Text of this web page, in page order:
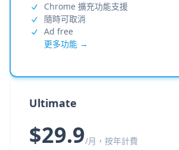
Chrome 擴充功能支援
隨時可取消
Ad free
更多功能 →
Ultimate
$29.9/月，按年計費